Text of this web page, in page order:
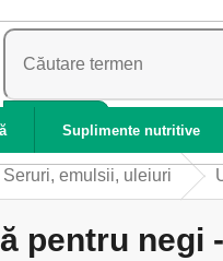
CĂUTARESuplimente nutritive
Seruri, emulsii, uleiuri
pentru negi